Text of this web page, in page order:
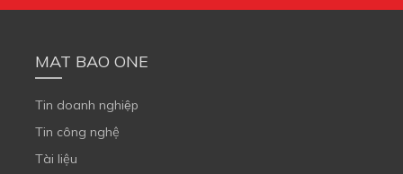
MAT BAO ONE
Tin doanh nghiệp
Tin công nghệ
Tài liệu